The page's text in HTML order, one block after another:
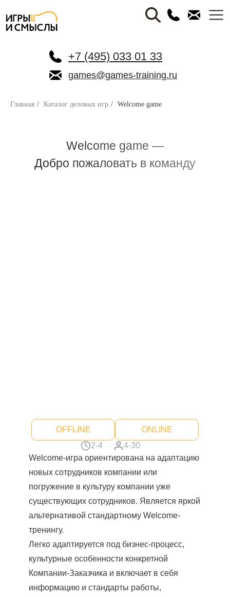
+7 (495) 033 01 33
games@games-training.ru
Главная / Каталог деловых игр / Welcome game
OFFLINE
ONLINE
2-4
4-30
Welcome-игра ориентирована на адаптацию
новых сотрудников компании или
погружение в культуру компании уже
существующих сотрудников. Является яркой
альтернативой стандартному Welcome-
тренингу.
Легко адаптируется под бизнес-процесс,
культурные особенности конкретной
Компании-Заказчика и включает в себя
информацию и стандарты работы,
Welcome game —
Добро пожаловать в команду